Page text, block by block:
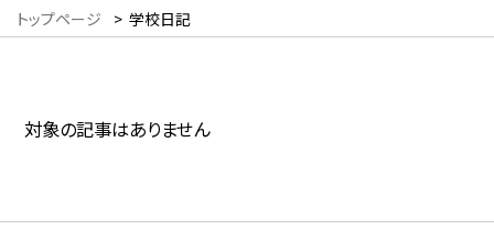
トップページ > 学校日記
対象の記事はありません